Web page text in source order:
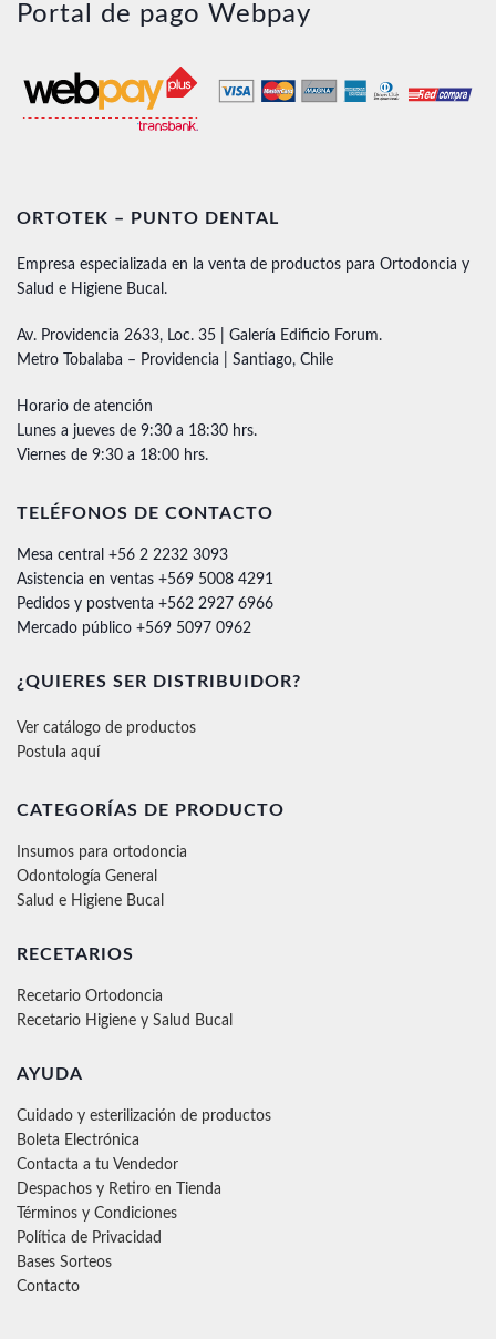
Portal de pago Webpay
ORTOTEK – PUNTO DENTAL
Empresa especializada en la venta de productos para Ortodoncia y
Salud e Higiene Bucal.
Av. Providencia 2633, Loc. 35 | Galería Edificio Forum.
Metro Tobalaba – Providencia | Santiago, Chile
Horario de atención
Lunes a jueves de 9:30 a 18:30 hrs.
Viernes de 9:30 a 18:00 hrs.
TELÉFONOS DE CONTACTO
Mesa central +56 2 2232 3093
Asistencia en ventas +569 5008 4291
Pedidos y postventa +562 2927 6966
Mercado público +569 5097 0962
¿QUIERES SER DISTRIBUIDOR?
Ver catálogo de productos
Postula aquí
CATEGORÍAS DE PRODUCTO
Insumos para ortodoncia
Odontología General
Salud e Higiene Bucal
RECETARIOS
Recetario Ortodoncia
Recetario Higiene y Salud Bucal
AYUDA
Cuidado y esterilización de productos
Boleta Electrónica
Contacta a tu Vendedor
Despachos y Retiro en Tienda
Términos y Condiciones
Política de Privacidad
Bases Sorteos
Contacto